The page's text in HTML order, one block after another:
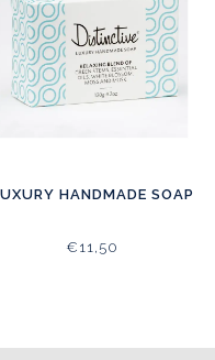
HANDMADE SOAP
€11,50